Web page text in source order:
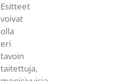
Esitteet
voivat
olla
eri
tavoin
taitettuja,